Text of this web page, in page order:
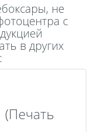
не
с
в других